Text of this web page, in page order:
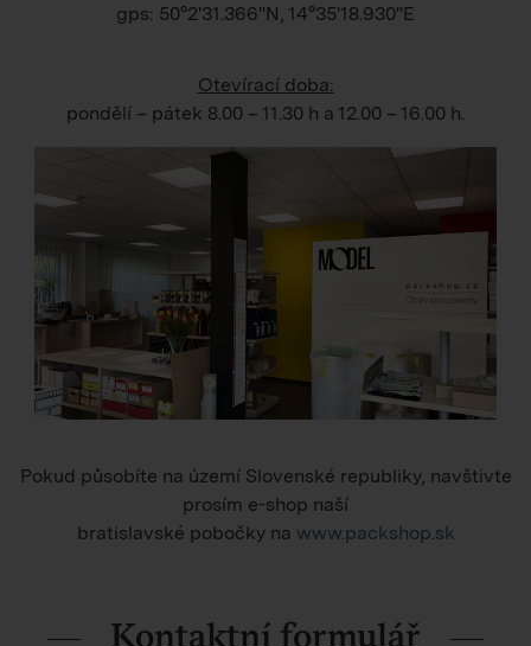
gps: 50°2'31.366"N, 14°35'18.930"E
Otevírací doba:
pondělí – pátek 8.00 – 11.30 h a 12.00 – 16.00 h
Pokud působíte na území Slovenské republiky, navštivte
prosím e-shop naší
bratislavské pobočky na www.packshop.sk
Kontaktní formulář